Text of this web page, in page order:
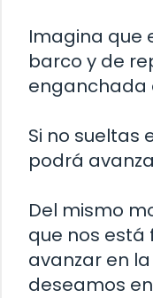
Imagina que
barco y de
enganchada
Si no sueltas
podrá
Del mismo
que nos está
avanzar en
deseamos